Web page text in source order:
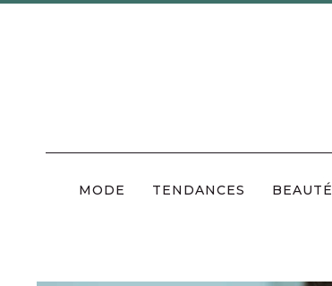
MODE TENDANCES BEAUTÉ